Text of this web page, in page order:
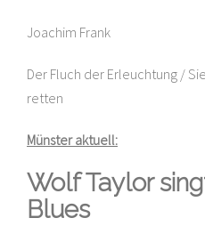
Joachim Frank
Der Fluch der Erleuchtung /
retten
Münster aktuell:
Wolf Taylor
Blues